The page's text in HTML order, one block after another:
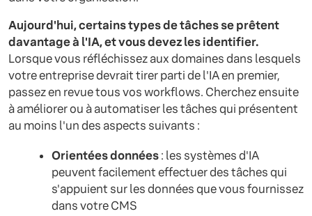
Aujourd'hui, certains types de tâches se prêtent
davantage à l'IA, et vous devez les identifier.
Lorsque vous réfléchissez aux domaines dans lesquels
votre entreprise devrait tirer parti de l'IA en premier,
passez en revue tous vos workflows. Cherchez ensuite
à améliorer ou à automatiser les tâches qui présentent
au moins l'un des aspects suivants :
Orientées données: les systèmes d'IA
peuvent facilement effectuer des tâches qui
s'appuient sur les données que vous fournissez
dans votre CMS